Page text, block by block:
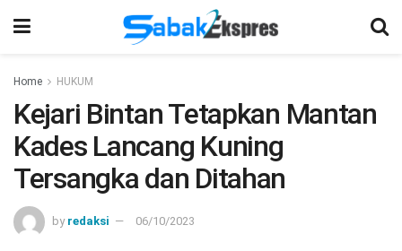
Home HUKUM
Kejari Bintan Tetapkan Mantan
Kades Lancang Kuning
Tersangka dan Ditahan
by redaksi 06/10/2023